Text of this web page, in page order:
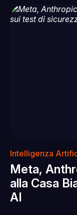
Intelligenza
Meta,
alla Casa
AI